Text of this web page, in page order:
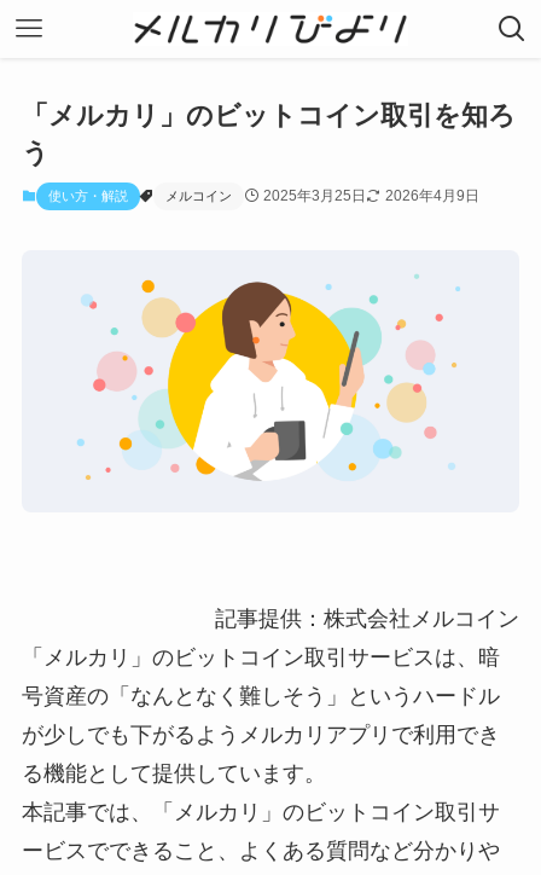
「メルカリ」のビットコイン取引を知ろ
う
使い方・解説 メルコイン 2025年3月25日 2026年4月9日
記事提供：株式会社メルコイン
「メルカリ」のビットコイン取引サービスは、暗
号資産の「なんとなく難しそう」というハードル
が少しでも下がるようメルカリアプリで利用でき
る機能として提供しています。
本記事では、「メルカリ」のビットコイン取引サ
ービスでできること、よくある質問など分かりや